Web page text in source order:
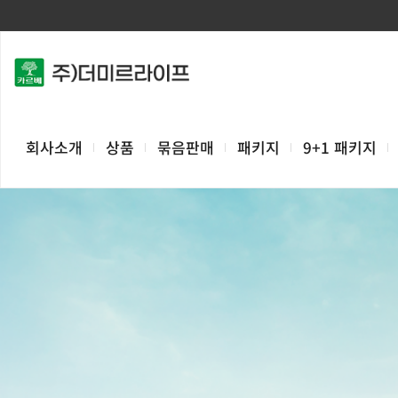
회사소개 상품 묶음판매 패키지 9+1 패키지